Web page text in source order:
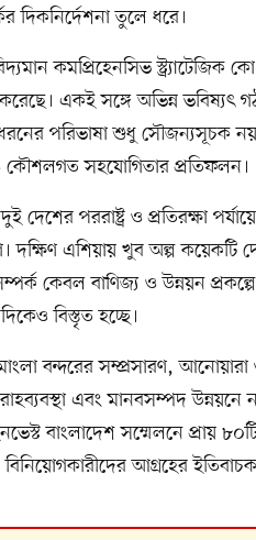
দিকনির্দেশনা তুলে ধরে।
কমপ্রিহেনসিভ স্ট্র্যাটেজিক
একই সঙ্গে অভিন্ন ভবিষ্যৎ
পরিভাষা শুধু সৌজন্যসূচক
কৌশলগত সহযোগিতার প্রতিফলন।
পররাষ্ট্র ও প্রতিরক্ষা
দক্ষিণ এশিয়ায় খুব অল্প কয়েকটি
কেবল বাণিজ্য ও উন্নয়ন
বিস্তৃত হচ্ছে।
বন্দরের সম্প্রসারণ, আনোয়ারা ও
এবং মানবসম্পদ
বাংলাদেশ সম্মেলনে প্রায় ৮০টি
বিনিয়োগকারীদের আগ্রহের